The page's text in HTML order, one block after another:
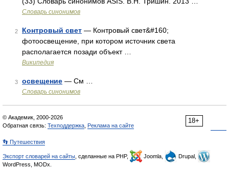
Словарь синонимов
2 Контровый свет — Контровый свет&#160;
фотоосвещение, при котором источник света
располагается позади объект …
Википедия
3 освещение — См …
Словарь синонимов
18+
© Академик, 2000-2026
Обратная связь: Техподдержка Реклама на сайте
👣 Путешествия
Экспорт словарей на сайты , сделанные на PHP, Joomla,
Drupal,
WordPress, MODx.